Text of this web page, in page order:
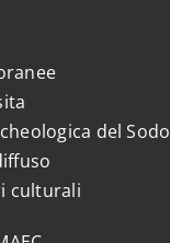
del Sodo
culturali